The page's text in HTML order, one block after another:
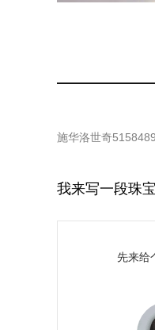
施华洛世奇
我来写一段珠
先来给